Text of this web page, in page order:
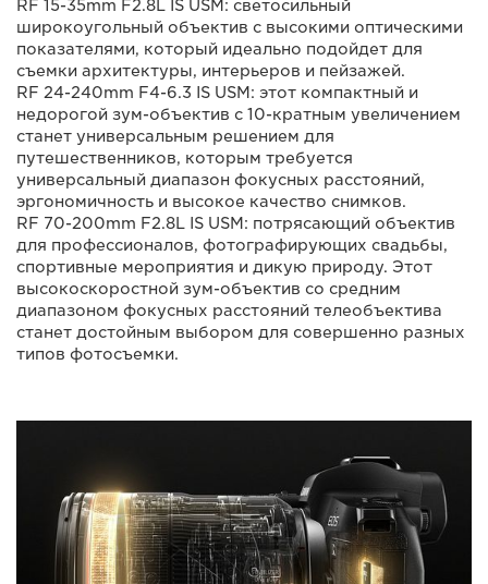
RF 15-35mm F2.8L IS USM: светосильный
широкоугольный объектив с высокими оптическими
показателями, который идеально подойдет для
съемки архитектуры, интерьеров и пейзажей.
RF 24-240mm F4-6.3 IS USM: этот компактный и
недорогой зум-объектив с 10-кратным увеличением
станет универсальным решением для
путешественников, которым требуется
универсальный диапазон фокусных расстояний,
эргономичность и высокое качество снимков.
RF 70-200mm F2.8L IS USM: потрясающий объектив
для профессионалов, фотографирующих свадьбы,
спортивные мероприятия и дикую природу. Этот
высокоскоростной зум-объектив со средним
диапазоном фокусных расстояний телеобъектива
станет достойным выбором для совершенно разных
типов фотосъемки.